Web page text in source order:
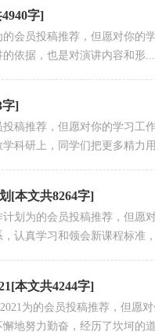
字]
的会员投稿推荐，但愿对你
依据，也是对演讲内容和形...
字]
稿推荐，但愿对你的学习工
科研上，同学们把更多精力
[本文共8264字]
划为的会员投稿推荐，但
认真学习和领会新课程标准
本文共4244字]
为的会员投稿推荐，但愿
地努力勤奋，经历了坎坷的